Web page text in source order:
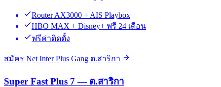
Router AX3000 + AIS Playbox
HBO MAX + Disney+ ฟรี 24 เดือน
ฟรีค่าติดตั้ง
สมัคร Net Inter Plus Gang ต.สาริกา
Super Fast Plus 7 — ต.สาริกา